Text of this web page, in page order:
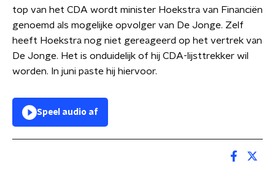
top van het CDA wordt minister Hoekstra van Financiën
genoemd als mogelijke opvolger van De Jonge. Zelf
heeft Hoekstra nog niet gereageerd op het vertrek van
De Jonge. Het is onduidelijk of hij CDA-lijsttrekker wil
worden. In juni paste hij hiervoor.
Speel audio af